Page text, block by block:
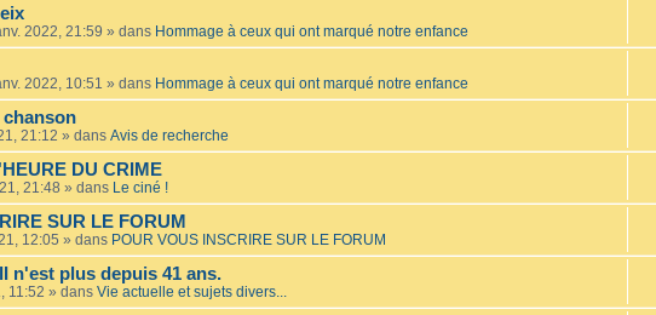
2022, 21:59 » dans Hommage à ceux qui ont marqué notre enfance
2022, 10:51 » dans Hommage à ceux qui ont marqué notre enfance
21:12 » dans Avis de recherche
DU CRIME
21:48 » dans Le ciné !
SUR LE FORUM
12:05 » dans POUR VOUS INSCRIRE SUR LE FORUM
n'est plus depuis 41 ans.
11:52 » dans Vie actuelle et sujets divers...